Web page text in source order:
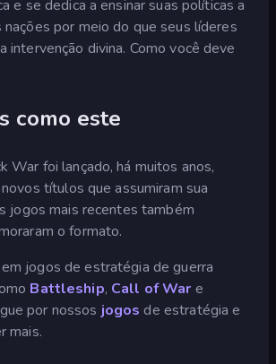
e se dedica a ensinar suas políticas a
por meio do que seus líderes
intervenção divina. Como você deve
como este
War foi lançado, há muitos anos,
títulos que assumiram sua
jogos mais recentes também
o formato.
jogos de estratégia de guerra
Battleship, Call of War e
por nossos jogos de estratégia e
mais.